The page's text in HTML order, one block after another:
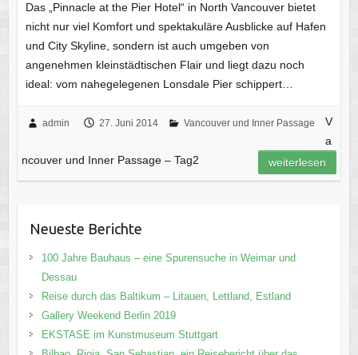
Das „Pinnacle at the Pier Hotel“ in North Vancouver bietet
nicht nur viel Komfort und spektakuläre Ausblicke auf Hafen
und City Skyline, sondern ist auch umgeben von
angenehmen kleinstädtischen Flair und liegt dazu noch
ideal: vom nahegelegenen Lonsdale Pier schippert…
admin 27. Juni 2014 Vancouver und Inner Passage
V
a
ncouver und Inner Passage – Tag2
weiterlesen
Neueste Berichte
100 Jahre Bauhaus – eine Spurensuche in Weimar und
Dessau
Reise durch das Baltikum – Litauen, Lettland, Estland
Gallery Weekend Berlin 2019
EKSTASE im Kunstmuseum Stuttgart